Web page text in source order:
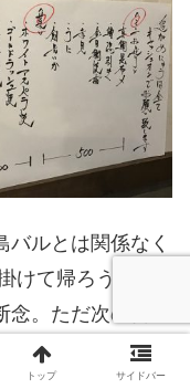
ルとは関係なく
けて帰ろうと思
。ただ次の日の
にぎり」（2個
トップ サイドバー